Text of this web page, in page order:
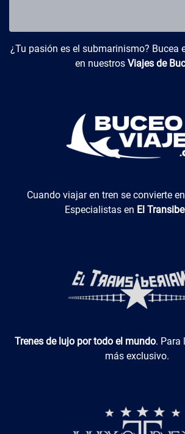
Buceo y Viajes
¿Tu pasión es el submarinismo? Bucea
en nuestros Viajes de
El Transiberiano
Cuando viajar en tren se convierte
Especialistas en El
Luxotren
Trenes de lujo por todo el mundo. Para
más exclusivo.